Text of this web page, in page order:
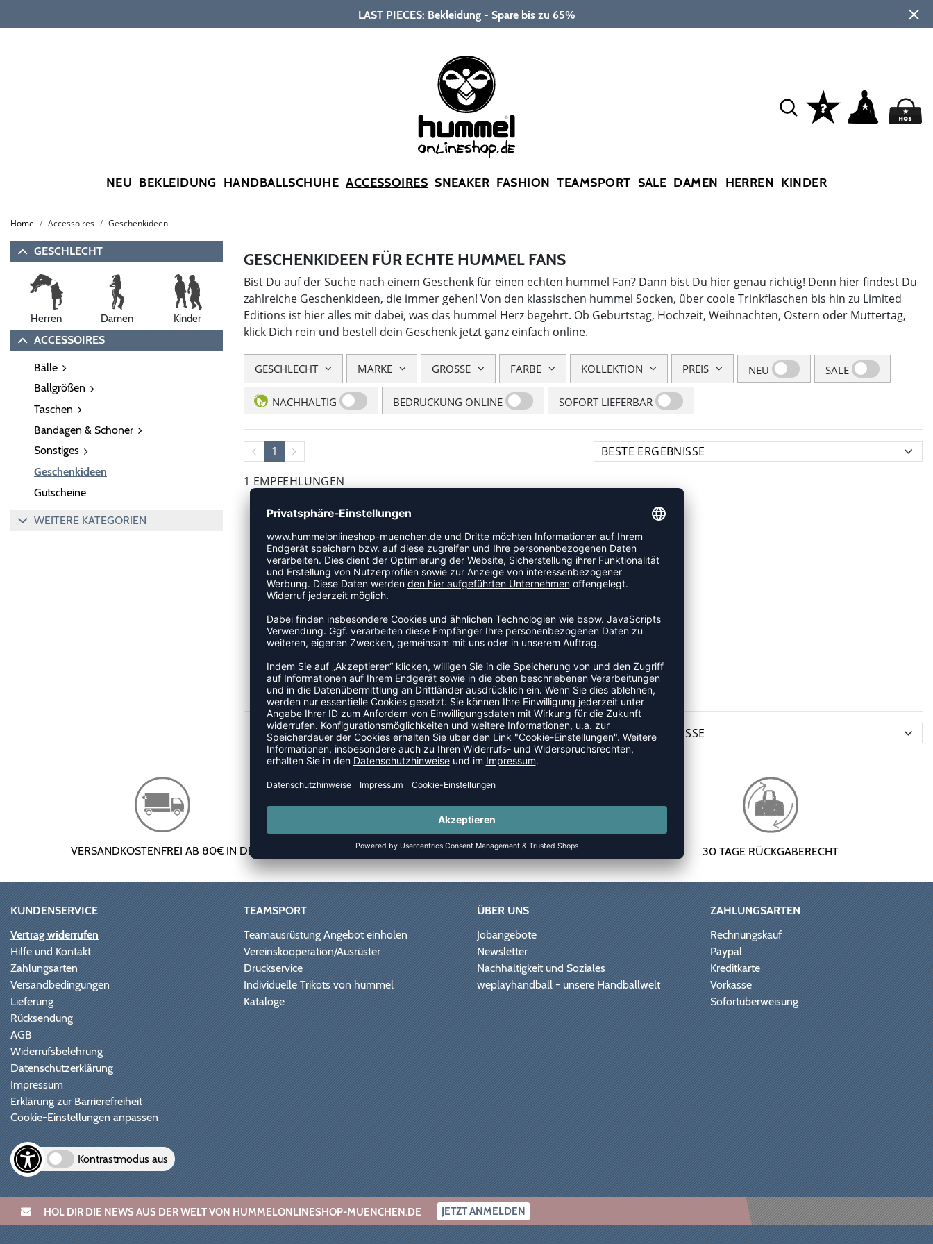
LAST PIECES: Bekleidung - Spare bis zu 65%
NEU BEKLEIDUNG HANDBALLSCHUHE ACCESSOIRES SNEAKER FASHION TEAMSPORT SALE DAMEN HERREN KINDER
Home Accessoires Geschenkideen
GESCHLECHT
Herren Damen Kinder
ACCESSOIRES
Bälle
Ballgrößen
Taschen
Bandagen & Schoner
Sonstiges
Geschenkideen
Gutscheine
WEITERE KATEGORIEN
GESCHENKIDEEN FÜR ECHTE HUMMEL FANS
Bist Du auf der Suche nach einem Geschenk für einen echten hummel Fan? Dann bist Du hier genau richtig! Denn hier findest Du
zahlreiche Geschenkideen, die immer gehen! Von den klassischen hummel Socken, über coole Trinkflaschen bis hin zu Limited
Editions ist hier alles mit dabei, was das hummel Herz begehrt. Ob Geburtstag, Hochzeit, Weihnachten, Ostern oder Muttertag,
klick Dich rein und bestell dein Geschenk jetzt ganz einfach online.
GESCHLECHT MARKE GRÖSSE FARBE KOLLEKTION PREIS NEU SALE
NACHHALTIG BEDRUCKUNG ONLINE SOFORT LIEFERBAR
1
1 EMPFEHLUNGEN
5,00€
1
VERSANDKOSTENFREI AB 80€ IN DE GELD-ZURÜCK-GARANTIE 30 TAGE RÜCKGABERECHT
KUNDENSERVICE
Vertrag widerrufen
Hilfe und Kontakt
Zahlungsarten
Versandbedingungen
Lieferung
Rücksendung
AGB
Widerrufsbelehrung
Datenschutzerklärung
Impressum
Erklärung zur Barrierefreiheit
Cookie-Einstellungen anpassen
Kontrastmodus aus
TEAMSPORT
Teamausrüstung Angebot einholen
Vereinskooperation/Ausrüster
Druckservice
Individuelle Trikots von hummel
Kataloge
ÜBER UNS
Jobangebote
Newsletter
Nachhaltigkeit und Soziales
weplayhandball - unsere Handballwelt
ZAHLUNGSARTEN
Rechnungskauf
Paypal
Kreditkarte
Vorkasse
Sofortüberweisung
HOL DIR DIE NEWS AUS DER WELT VON HUMMELONLINESHOP-MUENCHEN.DE JETZT ANMELDEN